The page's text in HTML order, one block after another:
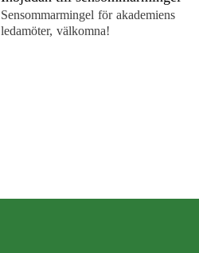
Sensommarmingel för akademiens
ledamöter, välkomna!